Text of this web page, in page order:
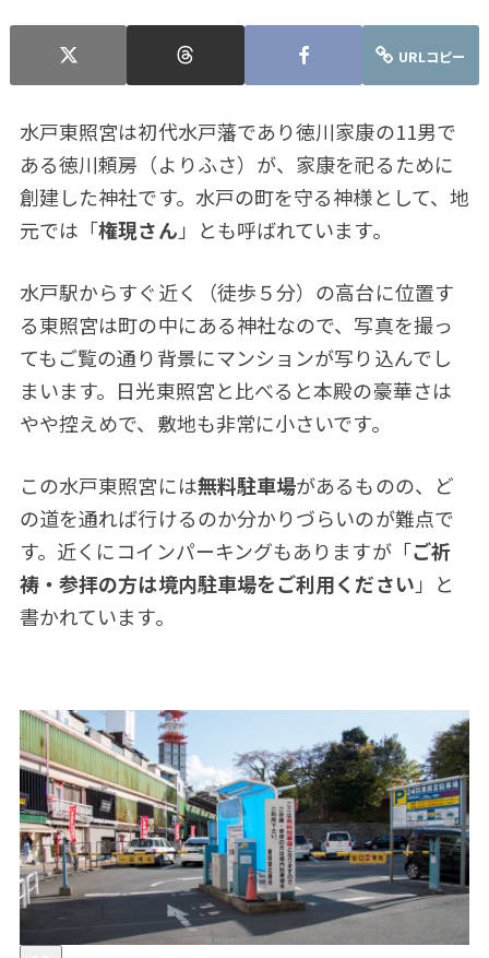
URLコピー
水戸東照宮は初代水戸藩であり徳川家康の11男で
ある徳川頼房（よりふさ）が、家康を祀るために
創建した神社です。水戸の町を守る神様として、地
元では「権現さん 」とも呼ばれています。
水戸駅からすぐ近く（徒歩５分）の高台に位置す
る東照宮は町の中にある神社なので、写真を撮っ
てもご覧の通り背景にマンションが写り込んでし
まいます。日光東照宮と比べると本殿の豪華さは
やや控えめで、敷地も非常に小さいです。
この水戸東照宮には無料駐車場があるものの、ど
の道を通れば行けるのか分かりづらいのが難点で
す。近くにコインパーキングもありますが「ご祈
祷・参拝の方は境内駐車場をご利用ください 」と
書かれています。